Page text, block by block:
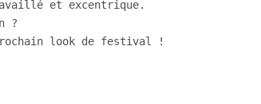
et excentrique.
?
look de festival !